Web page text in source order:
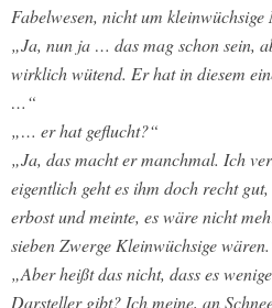
Fabelwesen, nicht um kleinwüchsige
„Ja, nun ja … das mag schon sein,
wirklich wütend. Er hat in diesem
…“
„… er hat geflucht?“
„Ja, das macht er manchmal. Ich
eigentlich geht es ihm doch recht
erbost und meinte, es wäre nicht
sieben Zwerge Kleinwüchsige
„Aber heißt das nicht, dass es
Darsteller gibt? Ich meine, an